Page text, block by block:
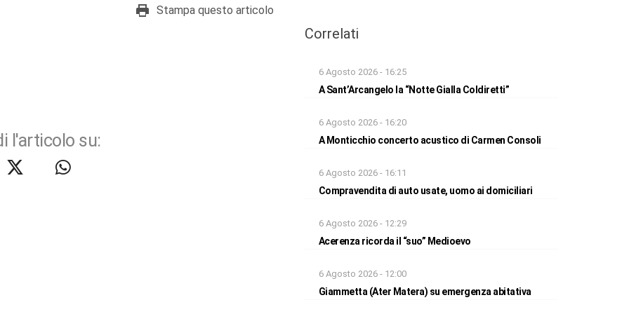
Stampa questo articolo
l'articolo su:
Correlati
6 Agosto 2026 - 16:25
A Sant’Arcangelo la “Notte Gialla Coldiretti”
6 Agosto 2026 - 16:20
A Monticchio concerto acustico di Carmen Consoli
6 Agosto 2026 - 16:11
Compravendita di auto usate, uomo ai domiciliari
6 Agosto 2026 - 12:29
Acerenza ricorda il “suo” Medioevo
6 Agosto 2026 - 12:00
Giammetta (Ater Matera) su emergenza abitativa